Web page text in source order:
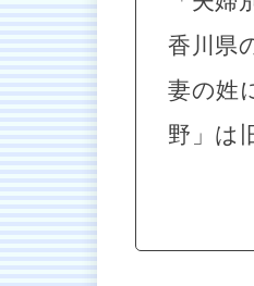
香川県
妻の姓
野」は